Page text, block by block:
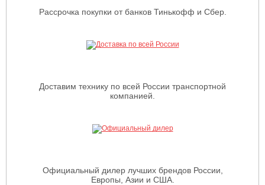
Рассрочка покупки от банков Тинькофф и Сбер.
Доставим технику по всей России транспортной
компанией.
Официальный дилер лучших брендов России,
Европы, Азии и США.